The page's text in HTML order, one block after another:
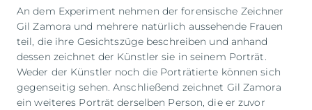
An dem Experiment nehmen der forensische Zeichner
Gil Zamora und mehrere natürlich aussehende Frauen
teil, die ihre Gesichtszüge beschreiben und anhand
dessen zeichnet der Künstler sie in seinem Porträt.
Weder der Künstler noch die Porträtierte können sich
gegenseitig sehen. Anschließend zeichnet Gil Zamora
ein weiteres Porträt derselben Person, die er zuvor